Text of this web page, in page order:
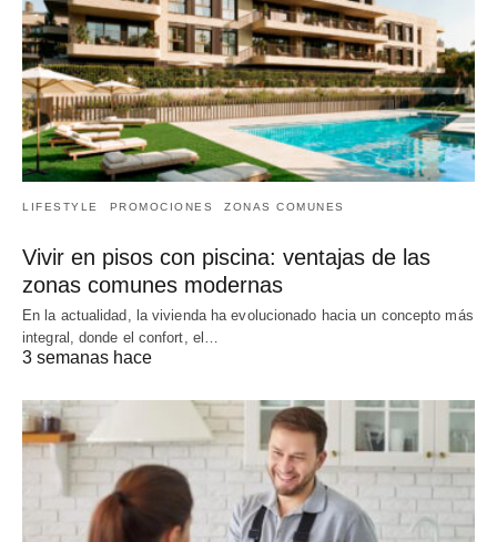
LIFESTYLE PROMOCIONES ZONAS COMUNES
Vivir en pisos con piscina: ventajas de las
zonas comunes modernas
En la actualidad, la vivienda ha evolucionado hacia un concepto más
integral, donde el confort, el…
3 semanas hace